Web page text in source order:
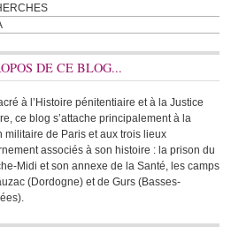
DE CE BLOG...
à l’Histoire pénitentiaire et à la Justice
ce blog s’attache principalement à la
militaire de Paris et aux trois lieux
associés à son histoire : la prison du
Midi et son annexe de la Santé, les camps
(Dordogne) et de Gurs (Basses-